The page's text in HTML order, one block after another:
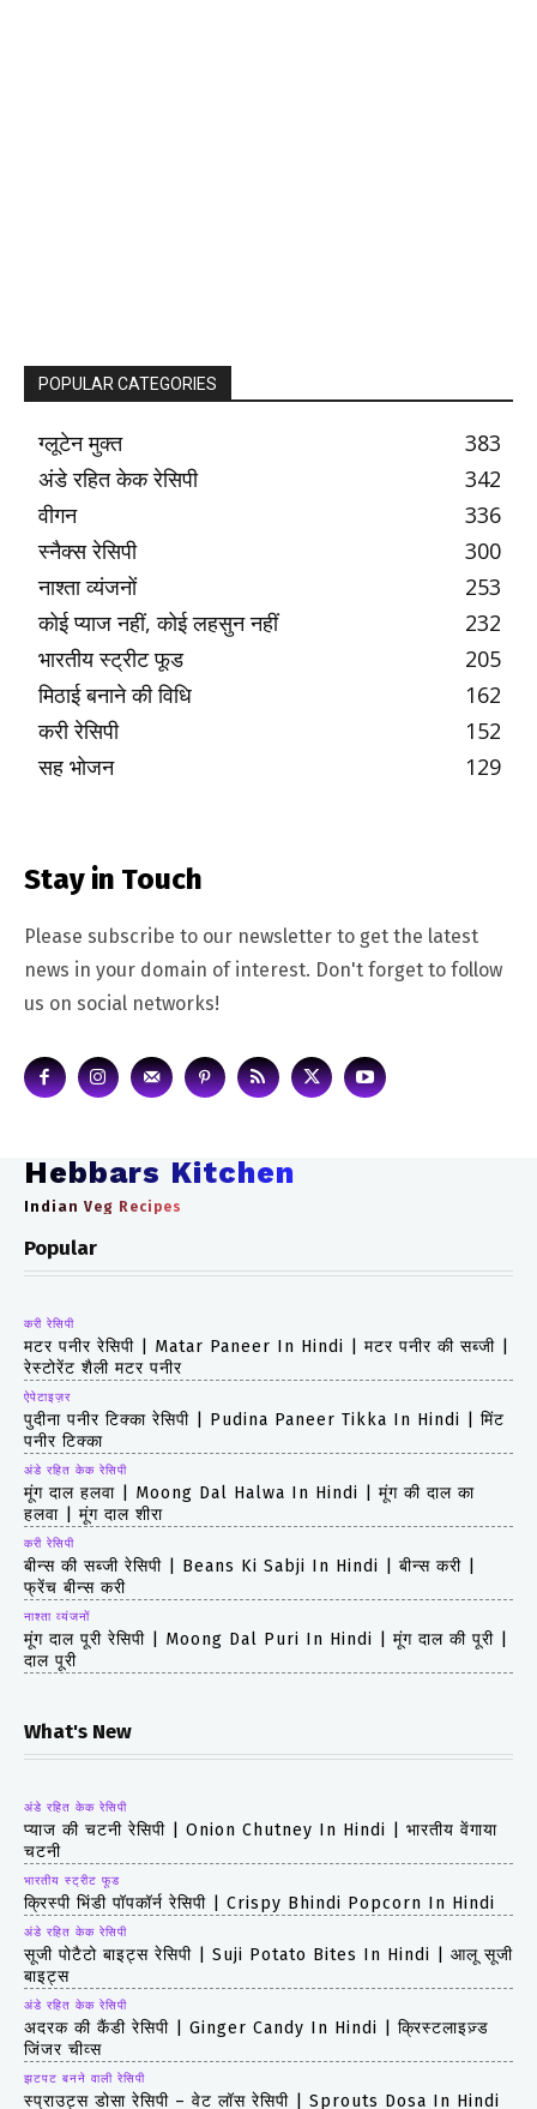
POPULAR CATEGORIES
ग्लूटेन मुक्त
383
अंडे रहित केक रेसिपी
342
वीगन
336
स्नैक्स रेसिपी
300
नाश्ता व्यंजनों
253
कोई प्याज नहीं, कोई लहसुन नहीं
232
भारतीय स्ट्रीट फूड
205
मिठाई बनाने की विधि
162
करी रेसिपी
152
सह भोजन
129
Stay in Touch
Please subscribe to our newsletter to get the latest
news in your domain of interest. Don't forget to follow
us on social networks!
Hebbars Kitchen
Indian Veg Recipes
Popular
करी रेसिपी
मटर पनीर रेसिपी | Matar Paneer In Hindi | मटर पनीर की सब्जी |
रेस्टोरेंट शैली मटर पनीर
ऐपेटाइज़र
पुदीना पनीर टिक्का रेसिपी | Pudina Paneer Tikka In Hindi | मिंट
पनीर टिक्का
अंडे रहित केक रेसिपी
मूंग दाल हलवा | Moong Dal Halwa In Hindi | मूंग की दाल का
हलवा | मूंग दाल शीरा
करी रेसिपी
बीन्स की सब्जी रेसिपी | Beans Ki Sabji In Hindi | बीन्स करी |
फ्रेंच बीन्स करी
नाश्ता व्यंजनों
मूंग दाल पूरी रेसिपी | Moong Dal Puri In Hindi | मूंग दाल की पूरी |
दाल पूरी
What's New
अंडे रहित केक रेसिपी
प्याज की चटनी रेसिपी | Onion Chutney In Hindi | भारतीय वेंगाया
चटनी
भारतीय स्ट्रीट फूड
क्रिस्पी भिंडी पॉपकॉर्न रेसिपी | Crispy Bhindi Popcorn In Hindi
अंडे रहित केक रेसिपी
सूजी पोटैटो बाइट्स रेसिपी | Suji Potato Bites In Hindi | आलू सूजी
बाइट्स
अंडे रहित केक रेसिपी
अदरक की कैंडी रेसिपी | Ginger Candy In Hindi | क्रिस्टलाइज़्ड
जिंजर चीव्स
झटपट बनने वाली रेसिपी
स्प्राउट्स डोसा रेसिपी – वेट लॉस रेसिपी | Sprouts Dosa In Hindi